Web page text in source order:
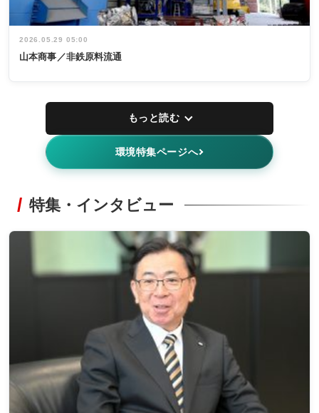
2026.05.29 05:00
山本商事／非鉄原料流通
もっと読む
環境特集ページへ
特集・インタビュー